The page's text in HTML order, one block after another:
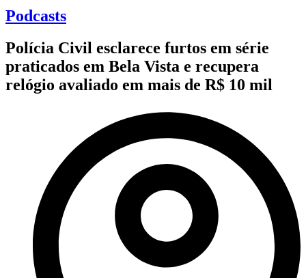
Podcasts
Polícia Civil esclarece furtos em série
praticados em Bela Vista e recupera
relógio avaliado em mais de R$ 10 mil